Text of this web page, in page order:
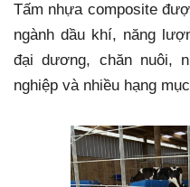
Tấm nhựa composite
ngành dầu khí, năng
đại dương, chăn nuôi,
nghiệp và nhiều hạng